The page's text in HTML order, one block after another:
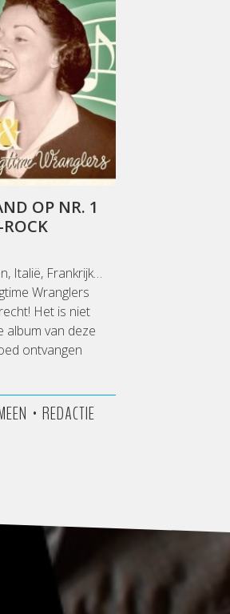
OP NR. 1
Italië, Frankrijk…
Wranglers
Het is niet
album van deze
ontvangen
• REDACTIE